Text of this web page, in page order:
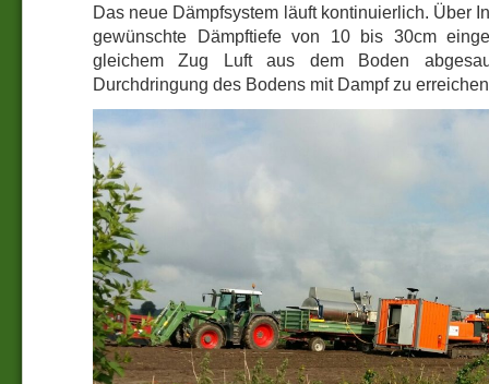
Das neue Dämpfsystem läuft kontinuierlich. Über
gewünschte Dämpftiefe von 10 bis 30cm
gleichem Zug Luft aus dem Boden
Durchdringung des Bodens mit Dampf zu